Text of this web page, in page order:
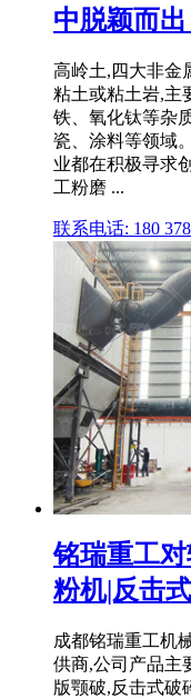
中脱颖而出
高岭土,四大非金
粘土或粘土岩,主
铁、氧化钛等杂
瓷、涂料等领域
业都在积极寻求
工粉磨 ...
联系电话: 180
铭瑞重工
粉机|反击
成都铭瑞重工机
供商,公司产品主
版颚破,反击式破